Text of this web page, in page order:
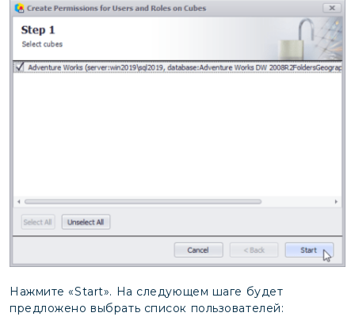
Нажмите «Start». На следующем шаге будет
предложено выбрать список пользователей: